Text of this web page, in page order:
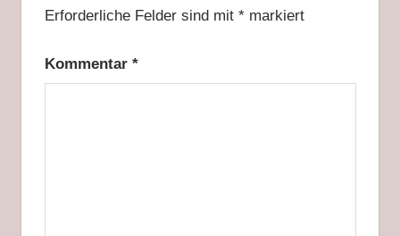
Erforderliche Felder sind mit *markiert
Kommentar *